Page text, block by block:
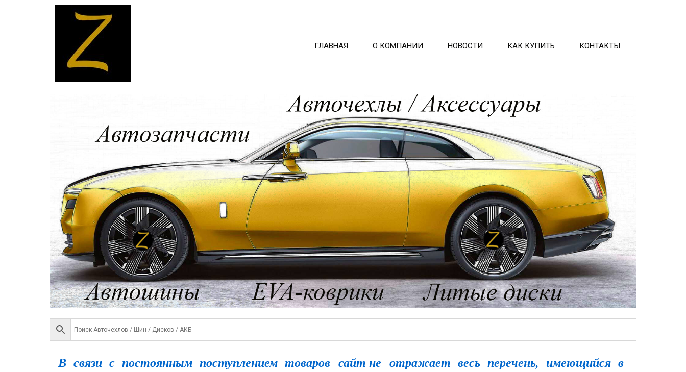
ГЛАВНАЯ О КОМПАНИИ НОВОСТИ КАК КУПИТЬ КОНТАКТЫ
В связи с постоянным поступлением товаров сайт не отражает весь перечень, имеющийся в